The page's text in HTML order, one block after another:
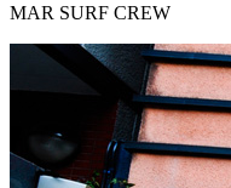
MAR SURF CREW